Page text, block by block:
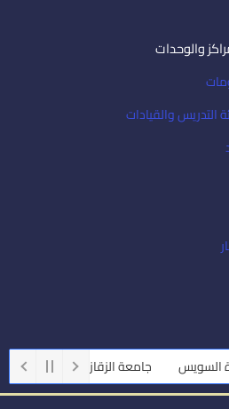
والوحدات
التدريس والقيادات
السويس جامعة الزقازيق جامعة